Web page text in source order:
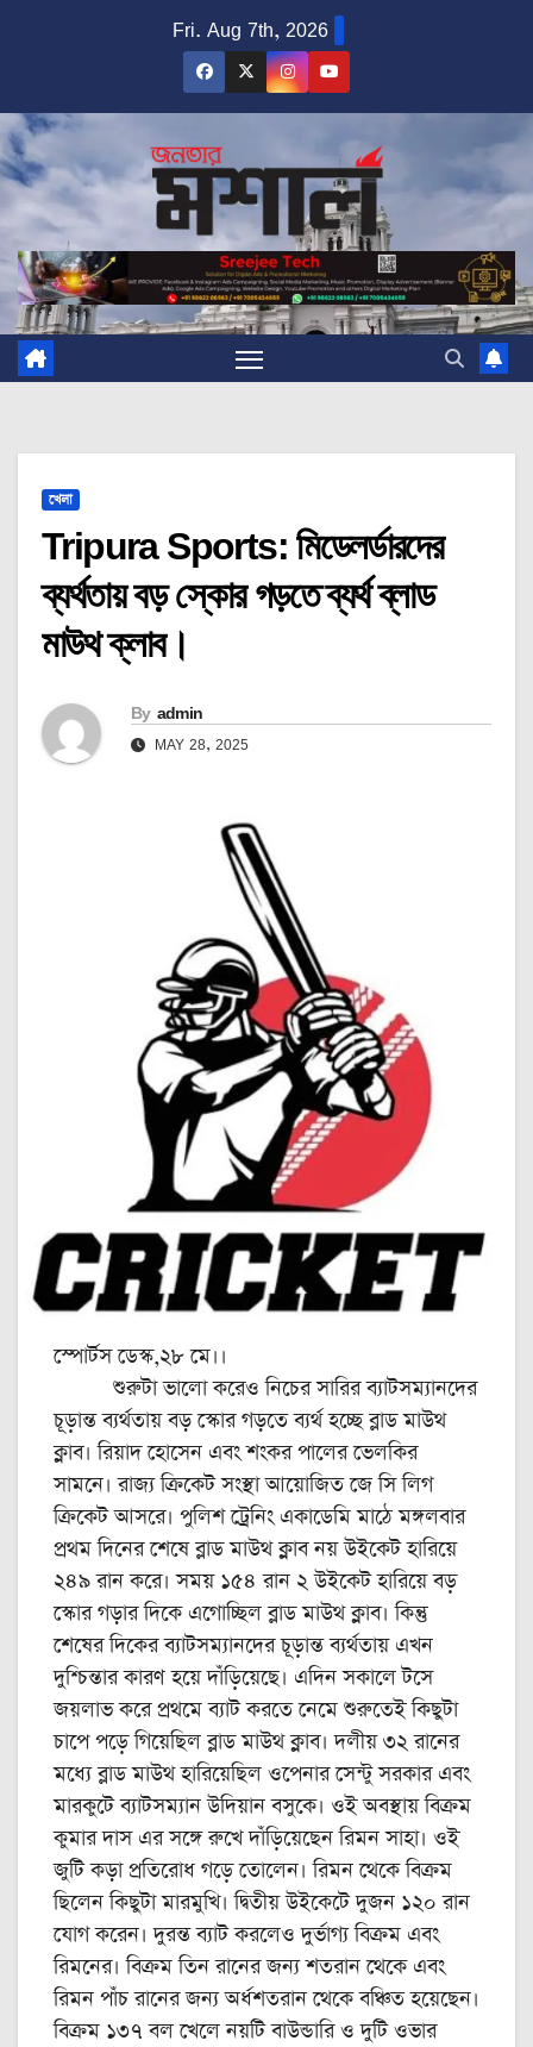
Fri. Aug 7th, 2026
খেলা
Tripura Sports: মিডেলর্ডারদের
ব্যর্থতায় বড় স্কোর গড়তে ব্যর্থ ব্লাড
মাউথ ক্লাব।
By admin
MAY 28, 2025
স্পোর্টস ডেস্ক,২৮ মে।।
শুরুটা ভালো করেও নিচের সারির ব্যাটসম্যানদের
চূড়ান্ত ব্যর্থতায় বড় স্কোর গড়তে ব্যর্থ হচ্ছে ব্লাড মাউথ
ক্লাব। রিয়াদ হোসেন এবং শংকর পালের ভেলকির
সামনে। রাজ্য ক্রিকেট সংস্থা আয়োজিত জে সি লিগ
ক্রিকেট আসরে। পুলিশ ট্রেনিং একাডেমি মাঠে মঙ্গলবার
প্রথম দিনের শেষে ব্লাড মাউথ ক্লাব নয় উইকেট হারিয়ে
২৪৯ রান করে। সময় ১৫৪ রান ২ উইকেট হারিয়ে বড়
স্কোর গড়ার দিকে এগোচ্ছিল ব্লাড মাউথ ক্লাব। কিন্তু
শেষের দিকের ব্যাটসম্যানদের চূড়ান্ত ব্যর্থতায় এখন
দুশ্চিন্তার কারণ হয়ে দাঁড়িয়েছে। এদিন সকালে টসে
জয়লাভ করে প্রথমে ব্যাট করতে নেমে শুরুতেই কিছুটা
চাপে পড়ে গিয়েছিল ব্লাড মাউথ ক্লাব। দলীয় ৩২ রানের
মধ্যে ব্লাড মাউথ হারিয়েছিল ওপেনার সেন্টু সরকার এবং
মারকুটে ব্যাটসম্যান উদিয়ান বসুকে। ওই অবস্থায় বিক্রম
কুমার দাস এর সঙ্গে রুখে দাঁড়িয়েছেন রিমন সাহা। ওই
জুটি কড়া প্রতিরোধ গড়ে তোলেন। রিমন থেকে বিক্রম
ছিলেন কিছুটা মারমুখি। দ্বিতীয় উইকেটে দুজন ১২০ রান
যোগ করেন। দুরন্ত ব্যাট করলেও দুর্ভাগ্য বিক্রম এবং
রিমনের। বিক্রম তিন রানের জন্য শতরান থেকে এবং
রিমন পাঁচ রানের জন্য অর্ধশতরান থেকে বঞ্চিত হয়েছেন।
বিক্রম ১৩৭ বল খেলে নয়টি বাউন্ডারি ও দুটি ওভার